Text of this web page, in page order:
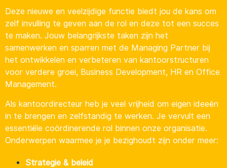
Deze nieuwe en veelzijdige functie biedt jou de kans om
zelf invulling te geven aan de rol en deze tot een succes
te maken. Jouw belangrijkste taken zijn het
samenwerken en sparren met de Managing Partner bij
het ontwikkelen en verbeteren van kantoorstructuren
voor verdere groei, Business Development, HR en Office
Management.
Als kantoordirecteur heb je veel vrijheid om eigen ideeën
in te brengen en zelfstandig te werken. Je vervult een
essentiële coördinerende rol binnen onze organisatie.
Onderwerpen waarmee je je bezighoudt zijn onder meer:
Strategie & beleid